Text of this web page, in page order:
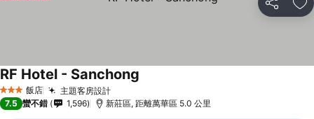
分享 加
3 星級 飯店 主題客房設計
RF Hotel - Sanchong
7.5 蠻不錯 1,596 新莊區, 距離萬華區 5.0 公里